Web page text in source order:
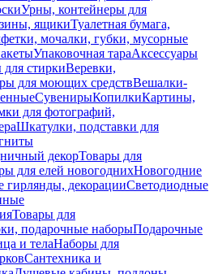
Урны, контейнеры для
ящикиТуалетная бумага,
мочалки, губки, мусорные
Упаковочная тараАксессуары
для стиркиВеревки,
для моющих средствВешалки-
СувенирыКопилкиКартины,
для фотографий,
Шкатулки, подставки для
декорТовары для
для елей новогоднихНовогодние
гирлянды, декорацииСветодиодные
Товары для
подарочные наборыПодарочные
и телаНаборы для
Сантехника и